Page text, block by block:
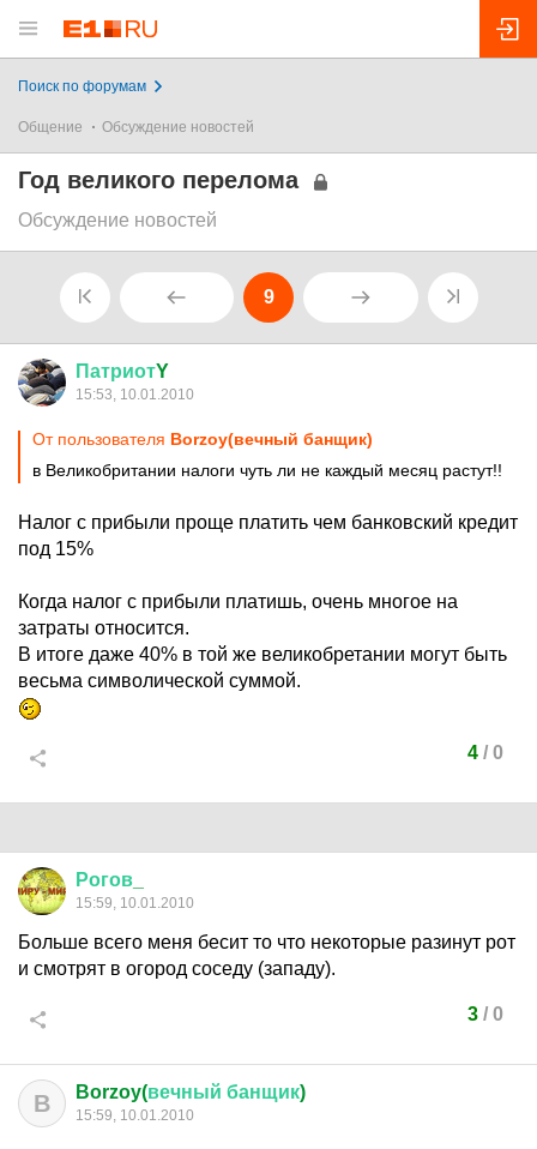
Поиск по форумам
Общение Обсуждение новостей
Год великого перелома
Обсуждение новостей
9
ПатриотY
15:53, 10.01.2010
От пользователя Borzoy(вечный банщик)
в Великобритании налоги чуть ли не каждый месяц растут!!
Налог с прибыли проще платить чем банковский кредит
под 15%
Когда налог с прибыли платишь, очень многое на
затраты относится.
В итоге даже 40% в той же великобретании могут быть
весьма символической суммой.
4/ 0
Рогов
15:59, 10.01.2010
Больше всего меня бесит то что некоторые разинут рот
и смотрят в огород соседу (западу).
3/ 0
B Borzoy(вечный банщик)
15:59, 10.01.2010